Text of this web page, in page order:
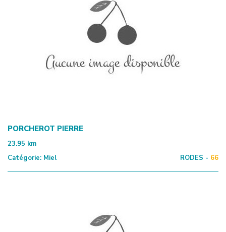
PORCHEROT PIERRE
23.95 km
Catégorie: Miel RODES - 66